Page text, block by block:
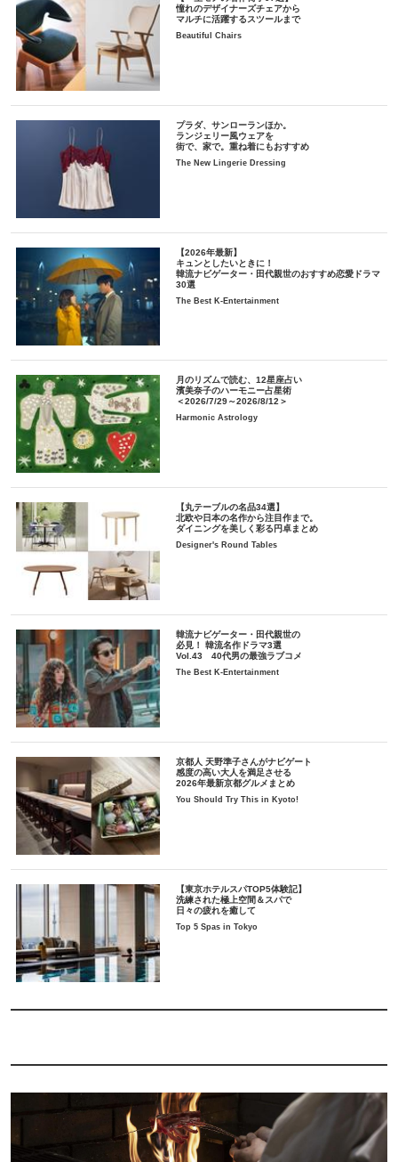
憧れのデザイナーズチェアから
マルチに活躍するスツールまで
Beautiful Chairs
プラダ、サンローランほか。
ランジェリー風ウェアを
街で、家で。重ね着にもおすすめ
The New Lingerie Dressing
【2026年最新】
キュンとしたいときに！
韓流ナビゲーター・田代親世のおすすめ恋愛ドラマ
30選
The Best K-Entertainment
月のリズムで読む、12星座占い
濱美奈子のハーモニー占星術
＜2026/7/29～2026/8/12＞
Harmonic Astrology
【丸テーブルの名品34選】
北欧や日本の名作から注目作まで。
ダイニングを美しく彩る円卓まとめ
Designer's Round Tables
韓流ナビゲーター・田代親世の
必見！ 韓流名作ドラマ3選
Vol.43 40代男の最強ラブコメ
The Best K-Entertainment
京都人 天野準子さんがナビゲート
感度の高い大人を満足させる
2026年最新京都グルメまとめ
You Should Try This in Kyoto!
【東京ホテルスパTOP5体験記】
洗練された極上空間＆スパで
日々の疲れを癒して
Top 5 Spas in Tokyo